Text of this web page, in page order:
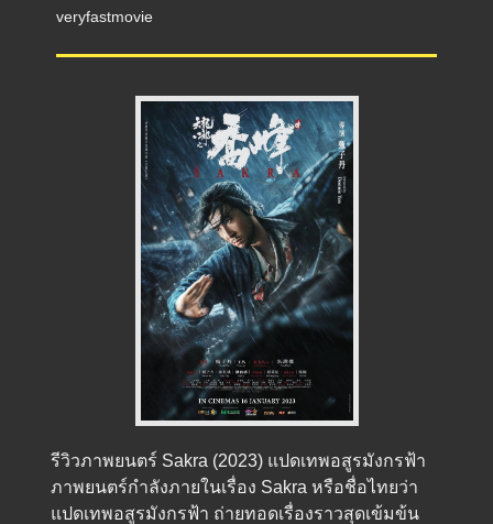
veryfastmovie
รีวิวภาพยนตร์ Sakra (2023) แปดเทพอสูรมังกรฟ้า
ภาพยนตร์กำลังภายในเรื่อง Sakra หรือชื่อไทยว่า
แปดเทพอสูรมังกรฟ้า ถ่ายทอดเรื่องราวสุดเข้มข้น